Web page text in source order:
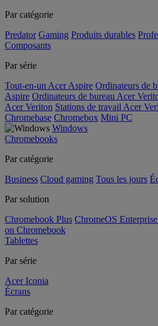
Par catégorie
Predator Gaming Produits durables
Composants
Par série
Tout-en-un Acer Aspire Ordinateurs de
Aspire Ordinateurs de bureau Acer
Acer Veriton Stations de travail Acer
Chromebase Chromebox Mini PC
Windows
Chromebooks
Par catégorie
Business Cloud gaming Tous les jours
Par solution
Chromebook Plus ChromeOS
on Chromebook
Tablettes
Par série
Acer Iconia
Écrans
Par catégorie